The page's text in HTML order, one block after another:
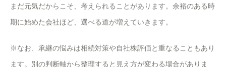
まだ元気だからこそ、考えられることがあります。余裕のある時
期に始めた会社ほど、選べる道が増えていきます。
※なお、承継の悩みは相続対策や自社株評価と重なることもあり
ます。別の判断軸から整理すると見え方が変わる場合がありま